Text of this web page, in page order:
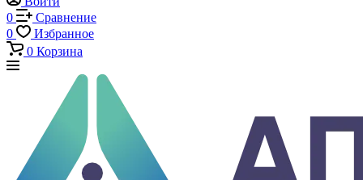
Каталог
По всему сайту
Войти
Сравнение
Избранное
0
Корзина